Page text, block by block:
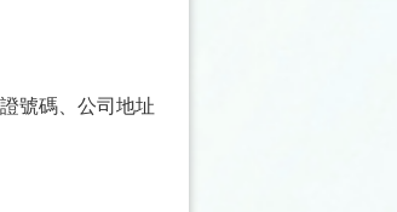
號碼、公司地址